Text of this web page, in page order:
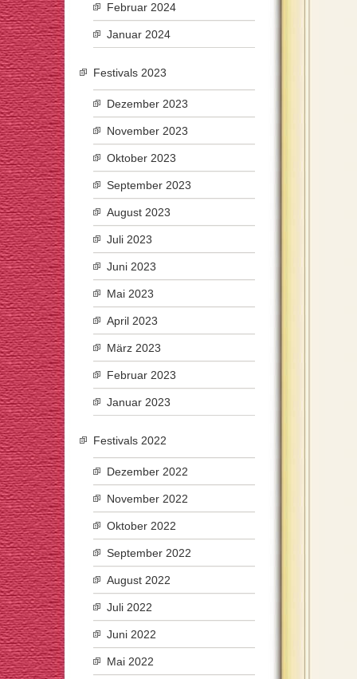
Februar 2024
Januar 2024
Festivals 2023
Dezember 2023
November 2023
Oktober 2023
September 2023
August 2023
Juli 2023
Juni 2023
Mai 2023
April 2023
März 2023
Februar 2023
Januar 2023
Festivals 2022
Dezember 2022
November 2022
Oktober 2022
September 2022
August 2022
Juli 2022
Juni 2022
Mai 2022